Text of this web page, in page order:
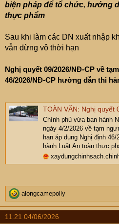
biện pháp để tổ chức, hướng
thực phẩm
Sau khi làm các DN xuất nhập
vẫn dừng vô thời hạn
Nghị quyết 09/2026/NĐ-CP về
46/2026/NĐ-CP hướng dẫn thi
TOÀN VĂN: Nghị quyết 09/2026/NĐ-CP về tạm
Chính phủ vừa ban hành
ngày 4/2/2026 về tạm
hạn áp dụng Nghị định
hành Luật An toàn thực
R
e
a
c
alongcamepolly
11:21 04/06/2026